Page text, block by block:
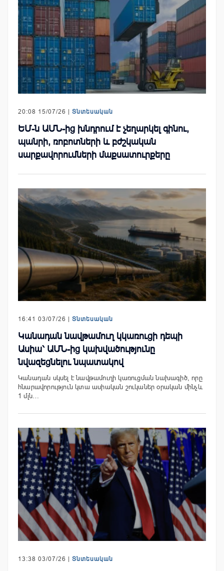
20:08 15/07/26 | Տնտեսական
ԵՄ-ն ԱՄՆ-ից խնդրում է չեղարկել գինու,
պանրի, ռոբոտների և բժշկական
սարքավորումների մաքսատուրքերը
16:41 03/07/26 | Տնտեսական
Կանադան նավթամուղ կկառուցի դեպի
Ասիա՝ ԱՄՆ-ից կախվածությունը
նվազեցնելու նպատակով
Կանադան սկսել է նավթամուղի կառուցման նախագիծ, որը
հնարավորություն կտա ասիական շուկաներ օրական մինչև
1 մլն…
13:38 03/07/26 | Տնտեսական